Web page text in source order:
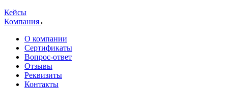
Кейсы
Компания
О компании
Сертификаты
Вопрос-ответ
Отзывы
Реквизиты
Контакты